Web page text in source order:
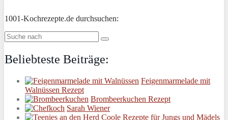
1001-Kochrezepte.de durchsuchen:
Beliebteste Beiträge:
Feigenmarmelade mit
Walnüssen Rezept
Brombeerkuchen Rezept
Sarah Wiener
Coole Rezepte für Jungs und Mädels